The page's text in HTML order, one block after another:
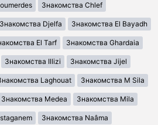
Знакомства Chlef
Знакомства Djelfa Знакомства El Bayadh
El Tarf Знакомства Ghardaia
Знакомства Illizi Знакомства Jijel
Laghouat Знакомства M Sila
Знакомства Medea Знакомства Mila
Знакомства Naâma